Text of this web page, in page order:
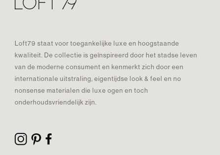
Loft79 staat voor toegankelijke luxe en hoogstaande
kwaliteit. De collectie is geïnspireerd door het stadse leven
van de moderne consument en kenmerkt zich door een
internationale uitstraling, eigentijdse look & feel en no
nonsense materialen die luxe ogen en toch
onderhoudsvriendelijk zijn.